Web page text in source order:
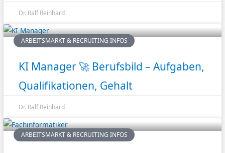
Dr. Ralf Reinhard
ARBEITSMARKT & RECRUITING INFOS
KI Manager 🚀 Berufsbild – Aufgaben,
Qualifikationen, Gehalt
Dr. Ralf Reinhard
ARBEITSMARKT & RECRUITING INFOS